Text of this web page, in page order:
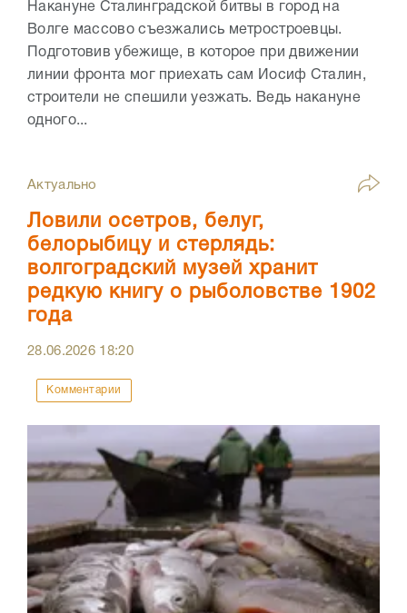
Накануне Сталинградской битвы в город на
Волге массово съезжались метростроевцы.
Подготовив убежище, в которое при движении
линии фронта мог приехать сам Иосиф Сталин,
строители не спешили уезжать. Ведь накануне
одного...
Актуально
Ловили осетров, белуг,
белорыбицу и стерлядь:
волгоградский музей хранит
редкую книгу о рыболовстве 1902
года
28.06.2026 18:20
Комментарии